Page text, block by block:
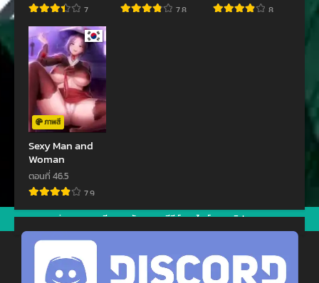
ตอนที่ 63
สิงหาคม 9, 2023
ตอนที่ 62
ตอนที่ 61
กรกฎาคม 13, 2023
ตอนที่ 59
มิถุนายน 27, 2023
ตอนที่ 57
มิถุนายน 15, 2023
ตอนที่ 55
ตอนที่ 53
พฤษภาคม 17, 2023
ตอนที่ 52
ตอนที่ 51 ตอนที่ 50
7 7.8 8
ภาพสี
Sexy Man and
Woman
ตอนที่ 46.5
7.9
jav xxxจีน มังงะ ซีรีย์ออนไลน์ คลิปหลุด